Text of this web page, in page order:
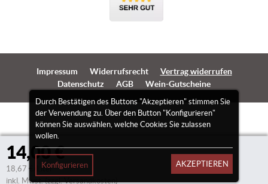
14,00 €
18,67 €/Liter
inkl. Mwst.(zzgl. Versandkosten)
Durch Bestätigen des Buttons "Akzeptieren" stimmen Sie
der Verwendung zu. Über den Button "Konfigurieren"
können Sie auswählen, welche Cookies Sie zulassen
wollen.
Konfigurieren AKZEPTIEREN
Impressum Widerrufsrecht
Vertrag widerrufen
Datenschutz
AGB Wein-Gutscheine